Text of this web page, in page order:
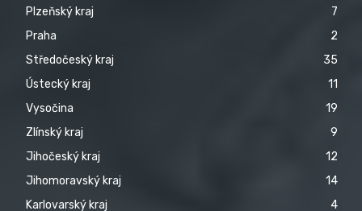
Plzeňský kraj
7
Praha
2
Středočeský kraj
35
Ústecký kraj
11
Vysočina
19
Zlínský kraj
9
Jihočeský kraj
12
Jihomoravský kraj
14
Karlovarský kraj
4